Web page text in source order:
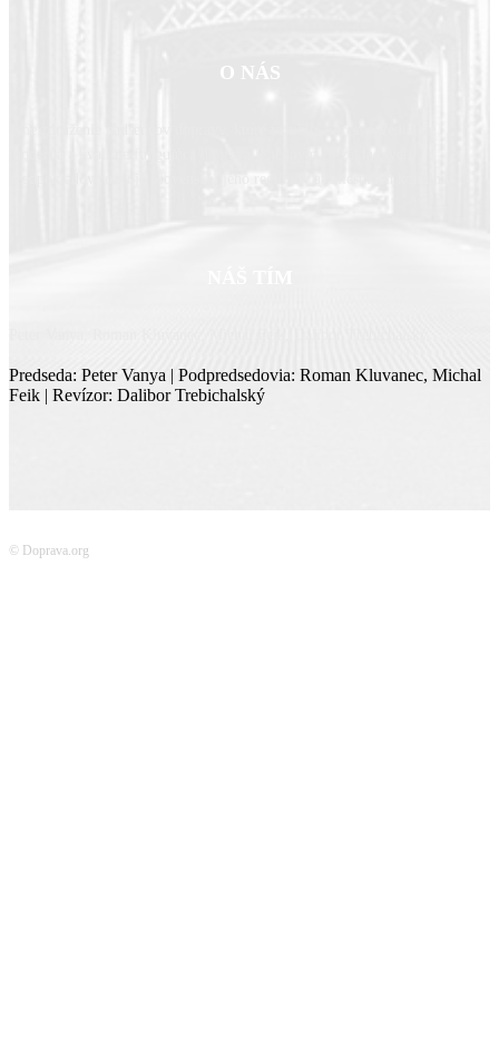
O NÁS
Predseda: Peter Vanya | Podpredsedovia: Roman Kluvanec, Michal
Feik | Revízor: Dalibor Trebichalský
© Doprava.org